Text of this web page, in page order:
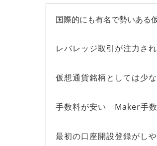
国際的にも有名で勢いあ
レバレッジ取引が注力さ
仮想通貨銘柄としては
手数料が安い Maker手数
最初の口座開設登録がし